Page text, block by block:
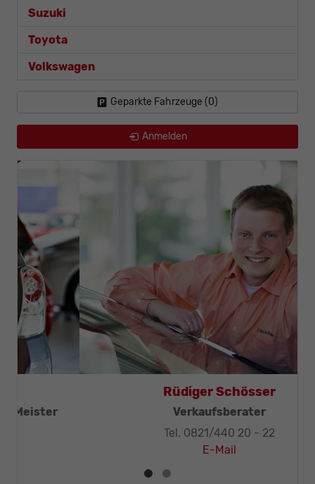
Suzuki
Toyota
Volkswagen
Geparkte Fahrzeuge (0)
Anmelden
Thomas Mohr
Geschäftsleitung, KFZ-Techniker-Meister
Tel. 0821/440 20 - 32